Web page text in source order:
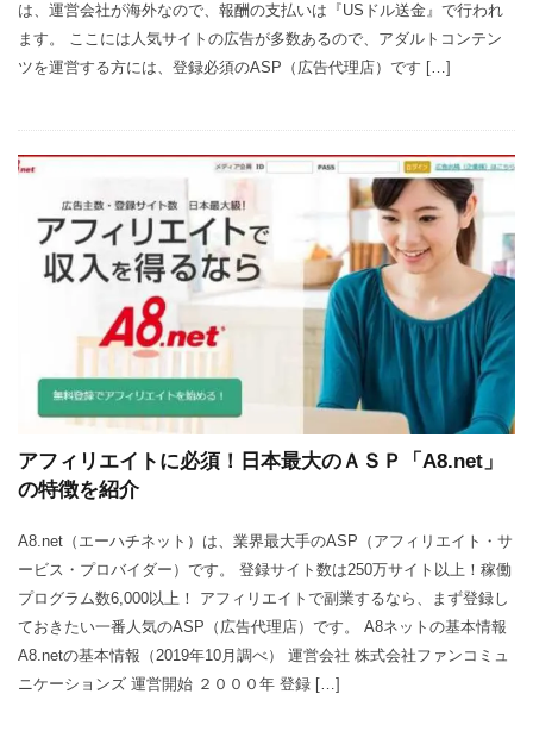
は、運営会社が海外なので、報酬の支払いは『USドル送金』で行われ
ます。 ここには人気サイトの広告が多数あるので、アダルトコンテン
ツを運営する方には、登録必須のASP（広告代理店）です […]
アフィリエイトに必須！日本最大のＡＳＰ「A8.net」
の特徴を紹介
A8.net（エーハチネット）は、業界最大手のASP（アフィリエイト・サ
ービス・プロバイダー）です。 登録サイト数は250万サイト以上！稼働
プログラム数6,000以上！ アフィリエイトで副業するなら、まず登録し
ておきたい一番人気のASP（広告代理店）です。 A8ネットの基本情報
A8.netの基本情報（2019年10月調べ） 運営会社 株式会社ファンコミュ
ニケーションズ 運営開始 ２０００年 登録 […]